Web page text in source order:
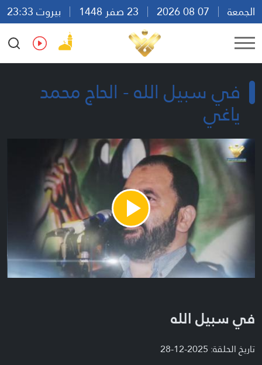
الجمعة
بيروت 23:33
Ar
En Fr Es
في سبيل الله - الحاج محمد
ياغي
Play
Video
في سبيل الله
تاريخ الحلقة: 2025-12-28